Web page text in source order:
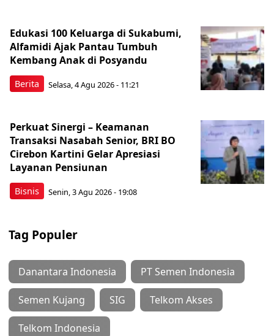
Berita
Edukasi 100 Keluarga di Sukabumi,
Alfamidi Ajak Pantau Tumbuh
Kembang Anak di Posyandu
Selasa, 4 Agu 2026 - 11:21
Bisnis
Perkuat Sinergi – Keamanan
Transaksi Nasabah Senior, BRI BO
Cirebon Kartini Gelar Apresiasi
Layanan Pensiunan
Senin, 3 Agu 2026 - 19:08
Tag Populer
Danantara Indonesia PT Semen Indonesia
Semen Kujang SIG Telkom Akses
Telkom Indonesia